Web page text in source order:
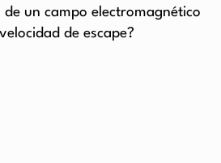
un campo electromagnético
de escape?